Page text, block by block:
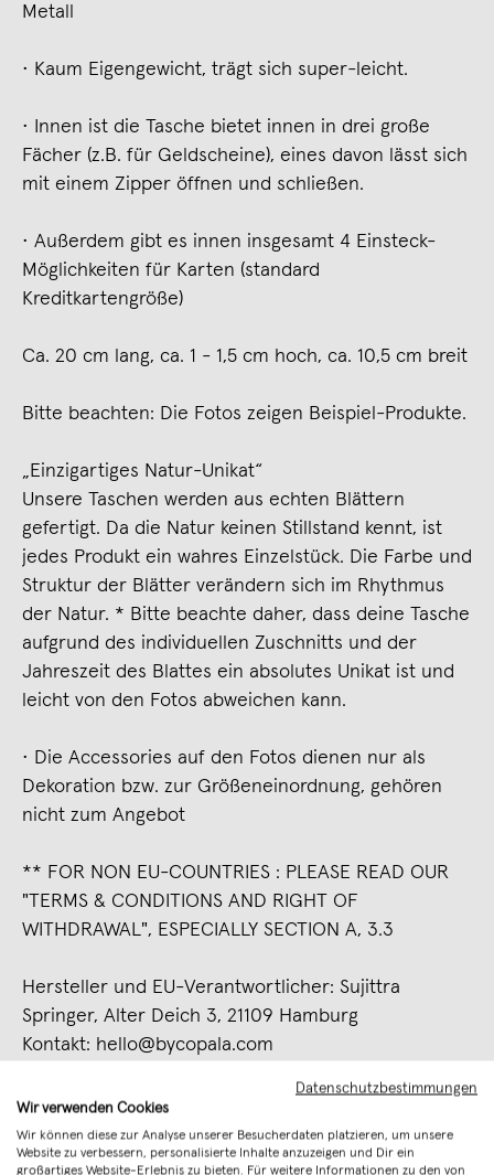
Metall
• Kaum Eigengewicht, trägt sich super-leicht.
• Innen ist die Tasche bietet innen in drei große
Fächer (z.B. für Geldscheine), eines davon lässt sich
mit einem Zipper öffnen und schließen.
• Außerdem gibt es innen insgesamt 4 Einsteck-
Möglichkeiten für Karten (standard
Kreditkartengröße)
Ca. 20 cm lang, ca. 1 - 1,5 cm hoch, ca. 10,5 cm breit
Bitte beachten: Die Fotos zeigen Beispiel-Produkte.
„Einzigartiges Natur-Unikat“
Unsere Taschen werden aus echten Blättern
gefertigt. Da die Natur keinen Stillstand kennt, ist
jedes Produkt ein wahres Einzelstück. Die Farbe und
Struktur der Blätter verändern sich im Rhythmus
der Natur. * Bitte beachte daher, dass deine Tasche
aufgrund des individuellen Zuschnitts und der
Jahreszeit des Blattes ein absolutes Unikat ist und
leicht von den Fotos abweichen kann.
• Die Accessories auf den Fotos dienen nur als
Dekoration bzw. zur Größeneinordnung, gehören
nicht zum Angebot
** FOR NON EU-COUNTRIES : PLEASE READ OUR
"TERMS & CONDITIONS AND RIGHT OF
WITHDRAWAL", ESPECIALLY SECTION A, 3.3
Hersteller und EU-Verantwortlicher: Sujittra
Springer, Alter Deich 3, 21109 Hamburg
Kontakt: hello@bycopala.com
Art. Nr. L3WZL
Datenschutzbestimmungen
Wir verwenden Cookies
Wir können diese zur Analyse unserer Besucherdaten platzieren, um unsere
Website zu verbessern, personalisierte Inhalte anzuzeigen und Dir ein
großartiges Website-Erlebnis zu bieten. Für weitere Informationen zu den von